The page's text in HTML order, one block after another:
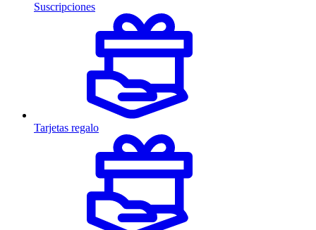
Suscripciones
Tarjetas regalo